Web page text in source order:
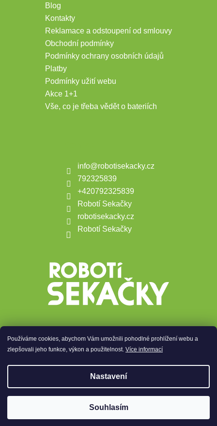
Používáme cookies, abychom Vám umožnili pohodlné prohlížení webu a
zlepšovali jeho funkce, výkon a použitelnost. Více informací
Nastavení
Souhlasím
🏊 Akce na bazénové vysavače, robot vám vyčistí
Blog
Kontakty
Reklamace a odstoupení od smlouvy
Obchodní podmínky
Podmínky ochrany osobních údajů
Platby
Podmínky užití webu
Akce 1+1
Vše, co je třeba vědět o bateriích
info@robotisekacky.cz
792325839
+420792325839
Robotí Sekačky
robotisekacky.cz
Robotí Sekačky
Přijímáme online platby
Robotí Sekačky